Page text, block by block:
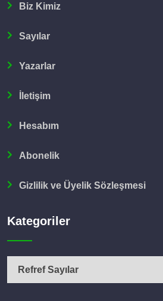
Biz Kimiz
Sayılar
Yazarlar
İletişim
Hesabım
Abonelik
Gizlilik ve Üyelik Sözleşmesi
Kategoriler